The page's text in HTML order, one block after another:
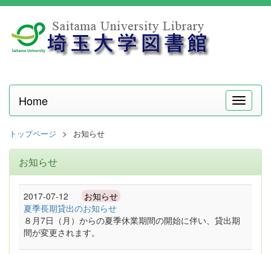
メ
ニ
Home
トップページ お知らせ
お知らせ
2017-07-12 お知らせ
夏季長期貸出のお知らせ
８月7日（月）からの夏季休業期間の開始に伴い、貸出期
間が変更されます。